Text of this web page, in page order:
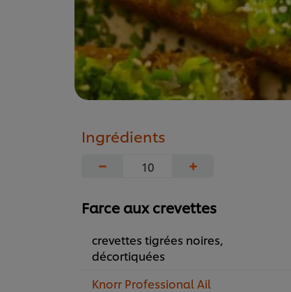
Ingrédients
−
+
Farce aux crevettes
crevettes tigrées noires,
décortiquées
Knorr Professional Ail